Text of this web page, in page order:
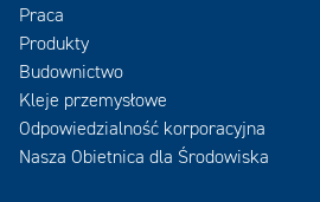
Praca
Produkty
Budownictwo
Kleje przemysłowe
Odpowiedzialność korporacyjna
Nasza Obietnica dla Środowiska